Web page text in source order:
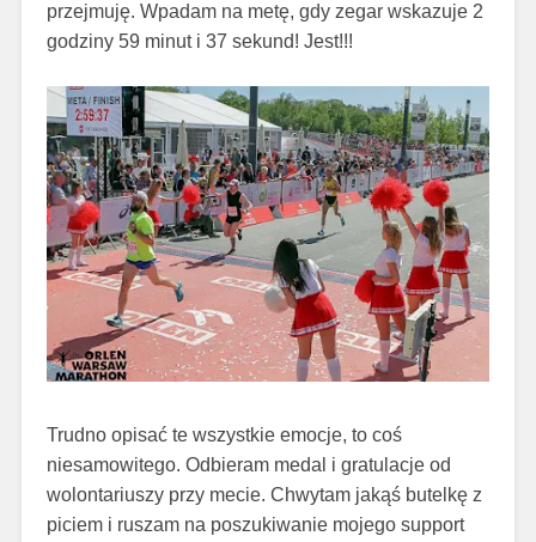
przejmuję. Wpadam na metę, gdy zegar wskazuje 2
godziny 59 minut i 37 sekund! Jest!!!
Trudno opisać te wszystkie emocje, to coś
niesamowitego. Odbieram medal i gratulacje od
wolontariuszy przy mecie. Chwytam jakąś butelkę z
piciem i ruszam na poszukiwanie mojego support